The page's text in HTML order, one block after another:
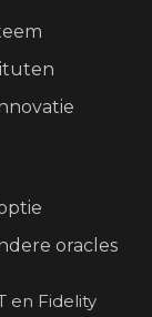
oracles
en Fidelity